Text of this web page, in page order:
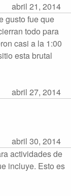
abril 21, 2014
gusto fue que
todo para
casi a la 1:00
esta brutal
abril 27, 2014
abril 30, 2014
actividades de
incluye. Esto es